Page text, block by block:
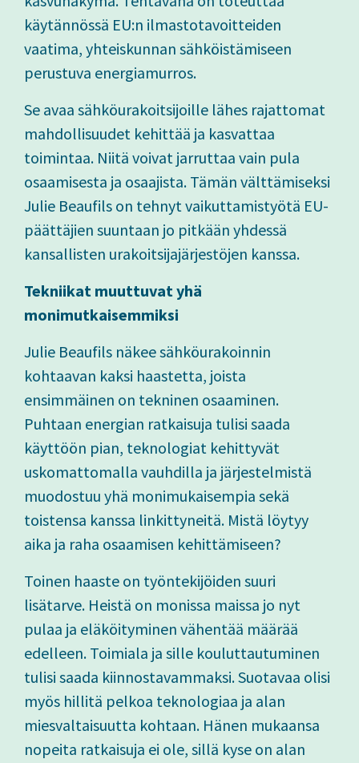
käytännössä EU:n ilmastotavoitteiden
vaatima, yhteiskunnan sähköistämiseen
perustuva energiamurros.
Se avaa sähköurakoitsijoille lähes rajattomat
mahdollisuudet kehittää ja kasvattaa
toimintaa. Niitä voivat jarruttaa vain pula
osaamisesta ja osaajista. Tämän välttämiseksi
Julie Beaufils on tehnyt vaikuttamistyötä EU-
päättäjien suuntaan jo pitkään yhdessä
kansallisten urakoitsijajärjestöjen kanssa.
Tekniikat muuttuvat yhä
monimutkaisemmiksi
Julie Beaufils näkee sähköurakoinnin
kohtaavan kaksi haastetta, joista
ensimmäinen on tekninen osaaminen.
Puhtaan energian ratkaisuja tulisi saada
käyttöön pian, teknologiat kehittyvät
uskomattomalla vauhdilla ja järjestelmistä
muodostuu yhä monimukaisempia sekä
toistensa kanssa linkittyneitä. Mistä löytyy
aika ja raha osaamisen kehittämiseen?
Toinen haaste on työntekijöiden suuri
lisätarve. Heistä on monissa maissa jo nyt
pulaa ja eläköityminen vähentää määrää
edelleen. Toimiala ja sille kouluttautuminen
tulisi saada kiinnostavammaksi. Suotavaa olisi
myös hillitä pelkoa teknologiaa ja alan
miesvaltaisuutta kohtaan. Hänen mukaansa
nopeita ratkaisuja ei ole, sillä kyse on alan